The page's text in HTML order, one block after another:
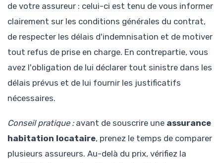
de votre assureur : celui-ci est tenu de vous informer
clairement sur les conditions générales du contrat,
de respecter les délais d'indemnisation et de motiver
tout refus de prise en charge. En contrepartie, vous
avez l'obligation de lui déclarer tout sinistre dans les
délais prévus et de lui fournir les justificatifs
nécessaires.
Conseil pratique :avant de souscrire une assurance
habitation locataire, prenez le temps de comparer
plusieurs assureurs. Au-delà du prix, vérifiez la